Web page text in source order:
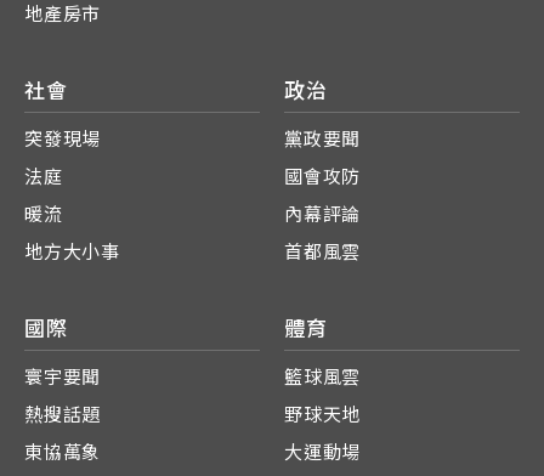
地產房市
社會
突發現場
法庭
暖流
地方大小事
政治
黨政要聞
國會攻防
內幕評論
首都風雲
國際
寰宇要聞
熱搜話題
東協萬象
體育
籃球風雲
野球天地
大運動場